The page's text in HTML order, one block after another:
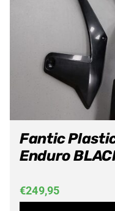
Fantic
Enduro
€249,95